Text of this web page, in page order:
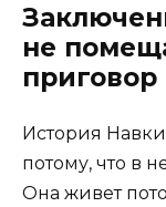
не
приговор
История
потому, что в
Она живет